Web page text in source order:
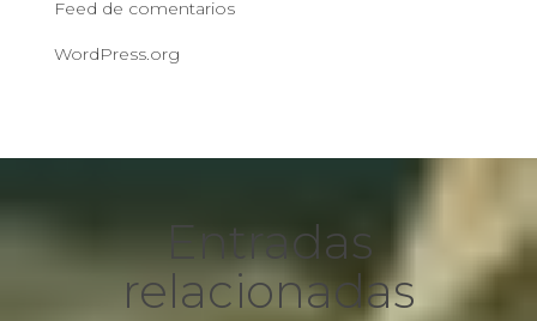
Feed de comentarios
WordPress.org
Entradas
relacionadas